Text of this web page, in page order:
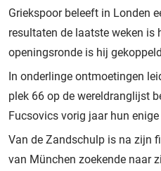
Griekspoor beleeft in Londen
resultaten de laatste weken is
openingsronde is hij
In onderlinge ontmoetingen
plek 66 op de wereldranglijst
Fucsovics vorig jaar hun enige
Van de Zandschulp is na zijn
van München zoekende naar